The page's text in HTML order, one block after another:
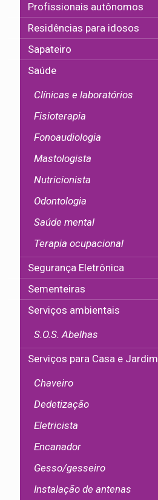
Profissionais autônomos
Residências para idosos
Sapateiro
Saúde
Clínicas e laboratórios
Fisioterapia
Fonoaudiologia
Mastologista
Nutricionista
Odontologia
Saúde mental
Terapia ocupacional
Segurança Eletrônica
Sementeiras
Serviços ambientais
S.O.S. Abelhas
Serviços para Casa e Jardim
Chaveiro
Dedetização
Eletricista
Encanador
Gesso/gesseiro
Instalação de antenas